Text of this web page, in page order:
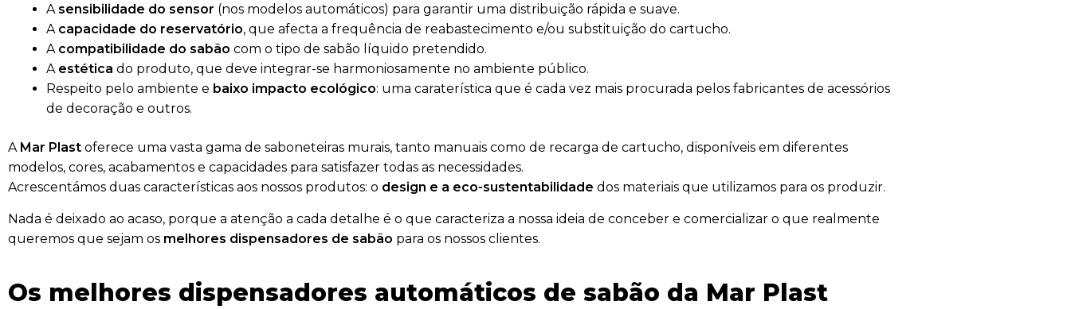
A sensibilidade do sensor (nos modelos automáticos) para garantir uma distribuição rápida e suave.
A capacidade do reservatório, que afecta a frequência de reabastecimento e/ou substituição do cartucho.
A compatibilidade do sabão com o tipo de sabão líquido pretendido.
A estética do produto, que deve integrar-se harmoniosamente no ambiente público.
Respeito pelo ambiente e baixo impacto ecológico: uma caraterística que é cada vez mais procurada pelos fabricantes de acessórios
de decoração e outros.
A Mar Plast oferece uma vasta gama de saboneteiras murais, tanto manuais como de recarga de cartucho, disponíveis em diferentes
modelos, cores, acabamentos e capacidades para satisfazer todas as necessidades.
Acrescentámos duas características aos nossos produtos: o design e a eco-sustentabilidade dos materiais que utilizamos para os produzir.
Nada é deixado ao acaso, porque a atenção a cada detalhe é o que caracteriza a nossa ideia de conceber e comercializar o que realmente
queremos que sejam os melhores dispensadores de sabão para os nossos clientes.
Os melhores dispensadores automáticos de sabão da Mar Plast